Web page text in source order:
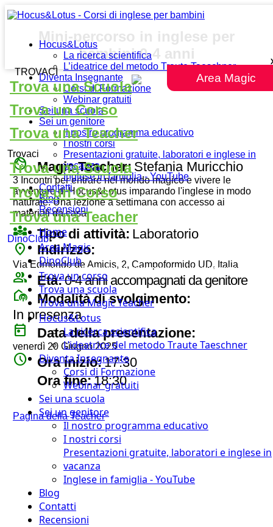
Hocus&Lotus
La ricerca scientifica
L’ideatrice del metodo Traute Taeschner
Diventa Insegnante
Corsi di Formazione
Webinar gratuiti
Sei una scuola
Sei un genitore
Il nostro programma educativo
I nostri corsi
Presentazioni gratuite, laboratori e inglese in
vacanza
Inglese in famiglia - YouTube
Contatti
Blog
Recensioni
Home
Area Magic
DinoClub
Trova un corso
Trova una scuola
Trova una Magic Teacher
Hocus&Lotus
La ricerca scientifica
L’ideatrice del metodo Traute Taeschner
Diventa Insegnante
Corsi di Formazione
Webinar gratuiti
Sei una scuola
Sei un genitore
Il nostro programma educativo
I nostri corsi
Presentazioni gratuite, laboratori e inglese in
vacanza
Inglese in famiglia - YouTube
Blog
Contatti
Recensioni
Area Magic
TROVACI
Trova una Scuola
Trova un Corso
Trova una Teacher
Trovaci
Trova una Scuola
Trova un Corso
Trova una Teacher
DinoClub
Mini-percorso in inglese per
bambini 0-4 anni
face Magic Teacher: Stefania Muricchio
3 Incontri per entrare nel mondo magico e vivere le
avventure di Hocus&Lotus imparando l'inglese in modo
naturale. Una lezione a settimana con accesso ai
materiali da casa.
diversity_3 Tipo di attività: Laboratorio
place Indirizzo:
Via Edmondo de Amicis, 2, Campoformido UD, Italia
group Età:0-4 anni accompagnati da genitore
broadcast_on_personal
Modalità di svolgimento:
In presenza
today Data della presentazione:
venerdì 20 Giugno 2025
watch_later Ora inizio:17:30
Ora fine:18:30
Pagina della Teacher